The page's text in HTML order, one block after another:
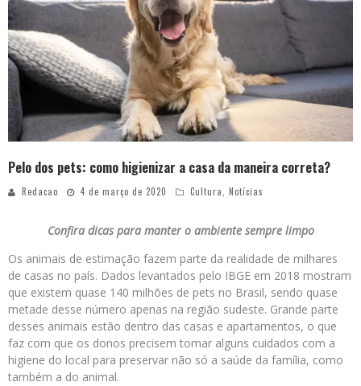
Milton Guedes traz turnê “Milton Canta Lulu” a Belo Horizonte
Pelo dos pets: como higienizar a casa da maneira correta?
Redacao 4 de março de 2020 Cultura, Notícias
Confira dicas para manter o ambiente sempre limpo
Os animais de estimação fazem parte da realidade de milhares
de casas no país. Dados levantados pelo IBGE em 2018 mostram
que existem quase 140 milhões de pets no Brasil, sendo quase
metade desse número apenas na região sudeste. Grande parte
desses animais estão dentro das casas e apartamentos, o que
faz com que os donos precisem tomar alguns cuidados com a
higiene do local para preservar não só a saúde da família, como
também a do animal.